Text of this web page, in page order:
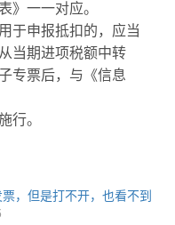
》一一对应。
申报抵扣的，应当
当期进项税额中转
专票后，与《信息
行。
，但是打不开，也看不到